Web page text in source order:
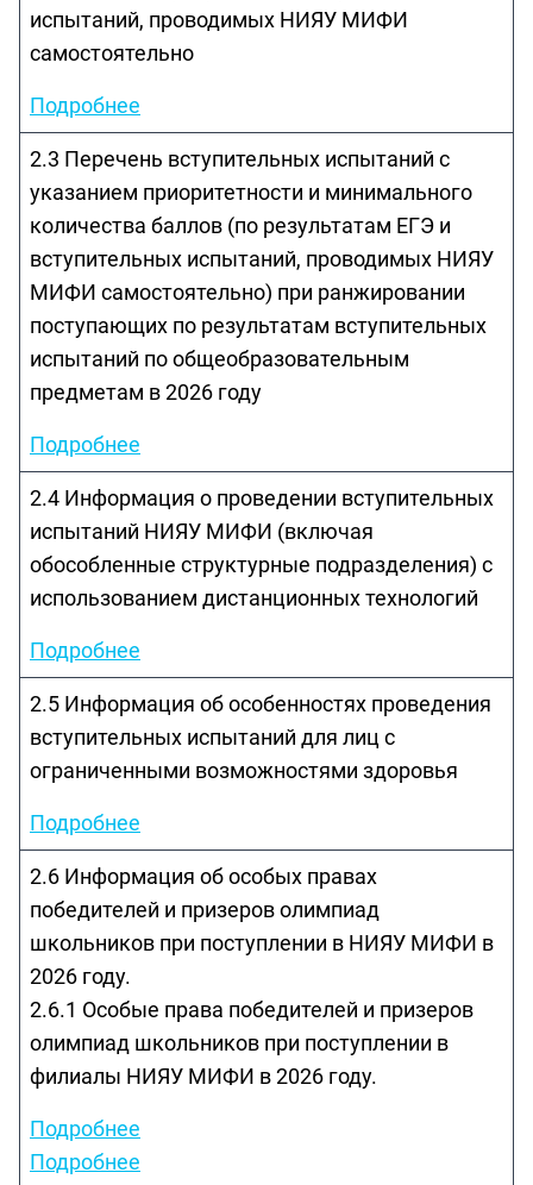
испытаний, проводимых НИЯУ МИФИ
самостоятельно
Подробнее
2.3 Перечень вступительных испытаний с
указанием приоритетности и минимального
количества баллов (по результатам ЕГЭ и
вступительных испытаний, проводимых НИЯУ
МИФИ самостоятельно) при ранжировании
поступающих по результатам вступительных
испытаний по общеобразовательным
предметам в 2026 году
Подробнее
2.4 Информация о проведении вступительных
испытаний НИЯУ МИФИ (включая
обособленные структурные подразделения) с
использованием дистанционных технологий
Подробнее
2.5 Информация об особенностях проведения
вступительных испытаний для лиц с
ограниченными возможностями здоровья
Подробнее
2.6 Информация об особых правах
победителей и призеров олимпиад
школьников при поступлении в НИЯУ МИФИ в
2026 году.
2.6.1 Особые права победителей и призеров
олимпиад школьников при поступлении в
филиалы НИЯУ МИФИ в 2026 году.
Подробнее
Подробнее